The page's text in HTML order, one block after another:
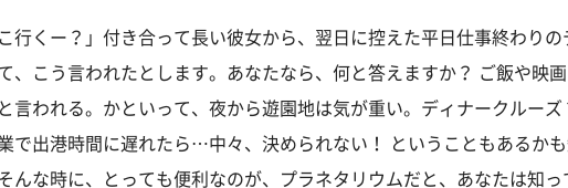
行くー？」付き合って長い彼女から、翌日に控えた平日仕事終わりの
、こう言われたとします。あなたなら、何と答えますか？ ご飯や映
言われる。かといって、夜から遊園地は気が重い。ディナークルーズ
で出港時間に遅れたら…中々、決められない！ ということもあるかも
んな時に、とっても便利なのが、プラネタリウムだと、あなたは知っ